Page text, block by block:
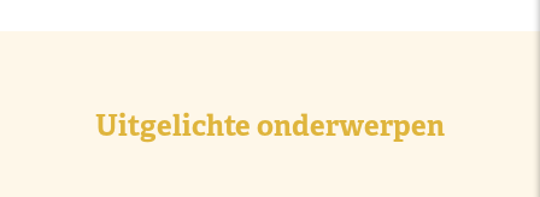
Uitgelichte onderwerpen